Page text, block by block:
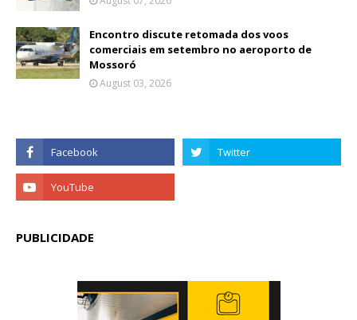
Encontro discute retomada dos voos
comerciais em setembro no aeroporto de
Mossoró
August 03, 2026
PUBLICIDADE